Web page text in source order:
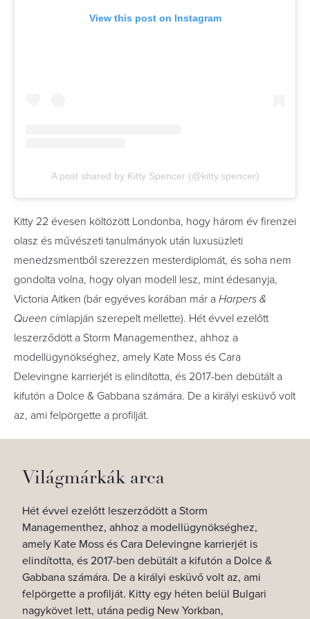
View this post on Instagram
A post shared by Kitty Spencer (@kitty.spencer)
Kitty 22 évesen költözött Londonba, hogy három év firenzei
olasz és művészeti tanulmányok után luxusüzleti
menedzsmentből szerezzen mesterdiplomát, és soha nem
gondolta volna, hogy olyan modell lesz, mint édesanyja,
Victoria Aitken (bár egyéves korában már a Harpers &
Queen címlapján szerepelt mellette). Hét évvel ezelőtt
leszerződött a Storm Managementhez, ahhoz a
modellügynökséghez, amely Kate Moss és Cara
Delevingne karrierjét is elindította, és 2017-ben debütált a
kifutón a Dolce & Gabbana számára. De a királyi esküvő volt
az, ami felpörgette a profilját.
Világmárkák arca
Hét évvel ezelőtt leszerződött a Storm
Managementhez, ahhoz a modellügynökséghez,
amely Kate Moss és Cara Delevingne karrierjét is
elindította, és 2017-ben debütált a kifutón a Dolce &
Gabbana számára. De a királyi esküvő volt az, ami
felpörgette a profilját. Kitty egy héten belül Bulgari
nagykövet lett, utána pedig New Yorkban,